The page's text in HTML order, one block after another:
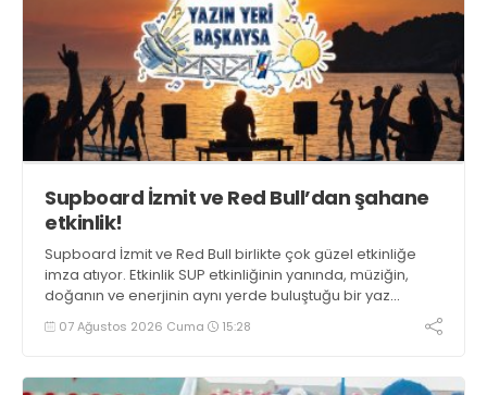
Supboard İzmit ve Red Bull’dan şahane
etkinlik!
Supboard İzmit ve Red Bull birlikte çok güzel etkinliğe
imza atıyor. Etkinlik SUP etkinliğinin yanında, müziğin,
doğanın ve enerjinin aynı yerde buluştuğu bir yaz
deneyimini de buluşturuyor.
07 Ağustos 2026 Cuma 15:28